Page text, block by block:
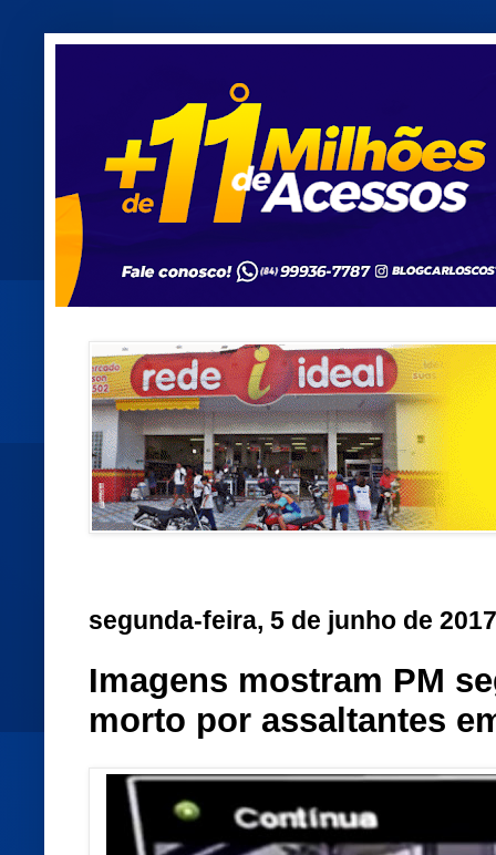
segunda-feira, 5 de junho de 2017
Imagens mostram PM
morto por assaltantes